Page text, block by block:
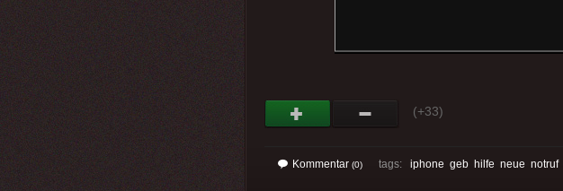
(+33)
Kommentar (0) tags: iphone geb hilfe neue notruf